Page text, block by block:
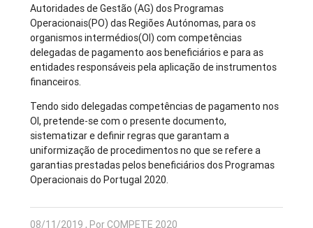
Autoridades de Gestão (AG) dos Programas
Operacionais(PO) das Regiões Autónomas, para os
organismos intermédios(OI) com competências
delegadas de pagamento aos beneficiários e para as
entidades responsáveis pela aplicação de instrumentos
financeiros.
Tendo sido delegadas competências de pagamento nos
OI, pretende-se com o presente documento,
sistematizar e definir regras que garantam a
uniformização de procedimentos no que se refere a
garantias prestadas pelos beneficiários dos Programas
Operacionais do Portugal 2020.
08/11/2019 , Por COMPETE 2020